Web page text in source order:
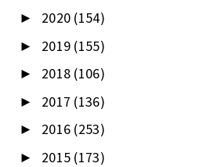
► 2020 (154)
► 2019 (155)
► 2018 (106)
► 2017 (136)
► 2016 (253)
► 2015 (173)